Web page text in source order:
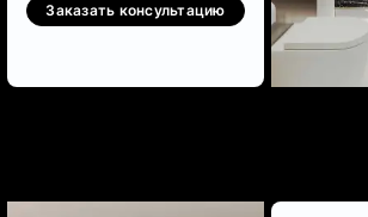
Заказать консультацию